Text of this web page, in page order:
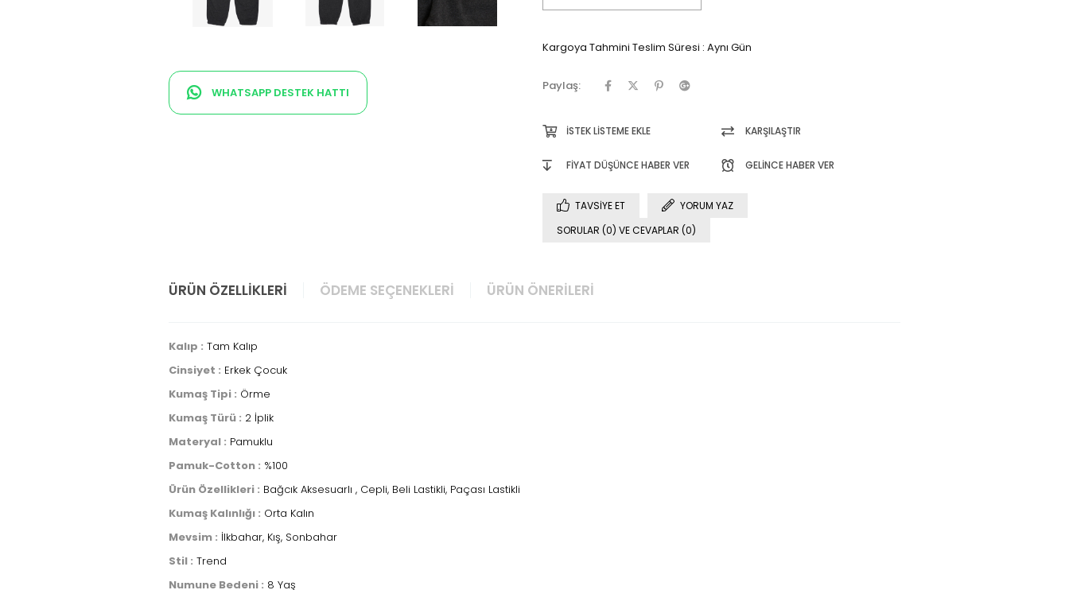
WHATSAPP DESTEK HATTI
Kargoya Tahmini Teslim Süresi : Aynı Gün
Paylaş:
İSTEK LISTEME EKLE KARŞILAŞTIR
FIYAT DÜŞÜNCE HABER VER GELINCE HABER VER
TAVSIYE ET
YORUM YAZ
SORULAR (0) VE CEVAPLAR (0)
ÜRÜN ÖZELLIKLERI ÖDEME SEÇENEKLERI ÜRÜN ÖNERILERI
Kalıp : Tam Kalıp
Cinsiyet : Erkek Çocuk
Kumaş Tipi : Örme
Kumaş Türü : 2 İplik
Materyal : Pamuklu
Pamuk-Cotton : %100
Ürün Özellikleri : Bağcık Aksesuarlı , Cepli, Beli Lastikli, Paçası Lastikli
Kumaş Kalınlığı : Orta Kalın
Mevsim : İlkbahar, Kış, Sonbahar
Stil : Trend
Numune Bedeni : 8 Yaş